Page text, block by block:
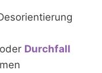
Durchfall